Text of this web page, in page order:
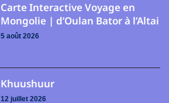
Carte Interactive Voyage en
Mongolie | d’Oulan Bator à l’Altai
5 août 2026
Khuushuur
12 juillet 2026